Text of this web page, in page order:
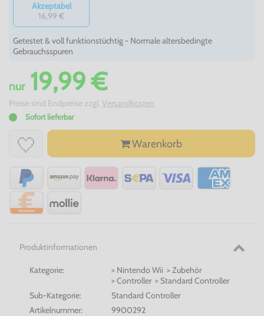
Akzeptabel
16,99 €
Getestet & voll funktionstüchtig - Normale altersbedingte
Gebrauchsspuren
nur19,99 €
Preise sind Endpreise zzgl. Versandkosten
Sofort lieferbar
Warenkorb
Produktinformationen
Kategorie:
> Nintendo Wii > Zubehör
> Controller > Standard Controller
Sub-Kategorie:
Standard Controller
Artikelnummer:
9900292